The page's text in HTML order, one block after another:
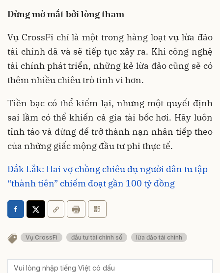
Đừng mờ mắt bởi lòng tham
Vụ CrossFi chỉ là một trong hàng loạt vụ lừa đảo
tài chính đã và sẽ tiếp tục xảy ra. Khi công nghệ
tài chính phát triển, những kẻ lừa đảo cũng sẽ có
thêm nhiều chiêu trò tinh vi hơn.
Tiền bạc có thể kiếm lại, nhưng một quyết định
sai lầm có thể khiến cả gia tài bốc hơi. Hãy luôn
tỉnh táo và đừng để trở thành nạn nhân tiếp theo
của những giấc mộng đầu tư phi thực tế.
Đắk Lắk: Hai vợ chồng chiêu dụ người dân tu tập
“thành tiên” chiếm đoạt gần 100 tỷ đồng
Vụ CrossFi đầu tư tài chính số lừa đảo tài chính